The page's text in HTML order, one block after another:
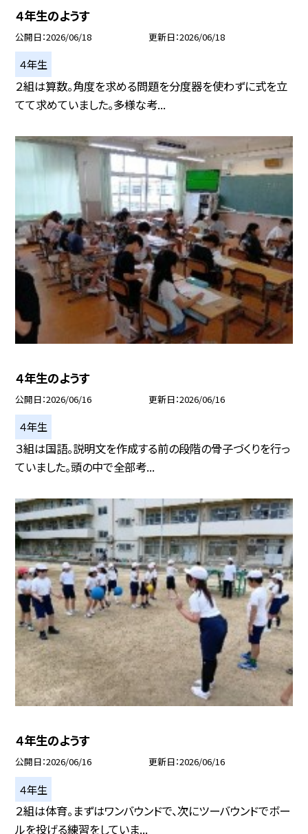
４年生のようす
公開日 2026/06/18 更新日 2026/06/18
４年生
２組は算数。角度を求める問題を分度器を使わずに式を立
てて求めていました。多様な考...
４年生のようす
公開日 2026/06/16 更新日 2026/06/16
４年生
３組は国語。説明文を作成する前の段階の骨子づくりを行っ
ていました。頭の中で全部考...
４年生のようす
公開日 2026/06/16 更新日 2026/06/16
４年生
２組は体育。まずはワンバウンドで、次にツーバウンドでボー
ルを投げる練習をしていま...